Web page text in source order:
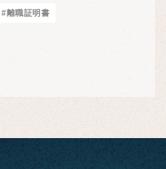
#離職証明書